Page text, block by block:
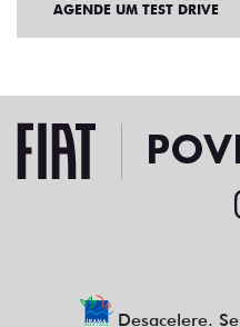
AGENDE UM TEST DRIVE
Desacelere.